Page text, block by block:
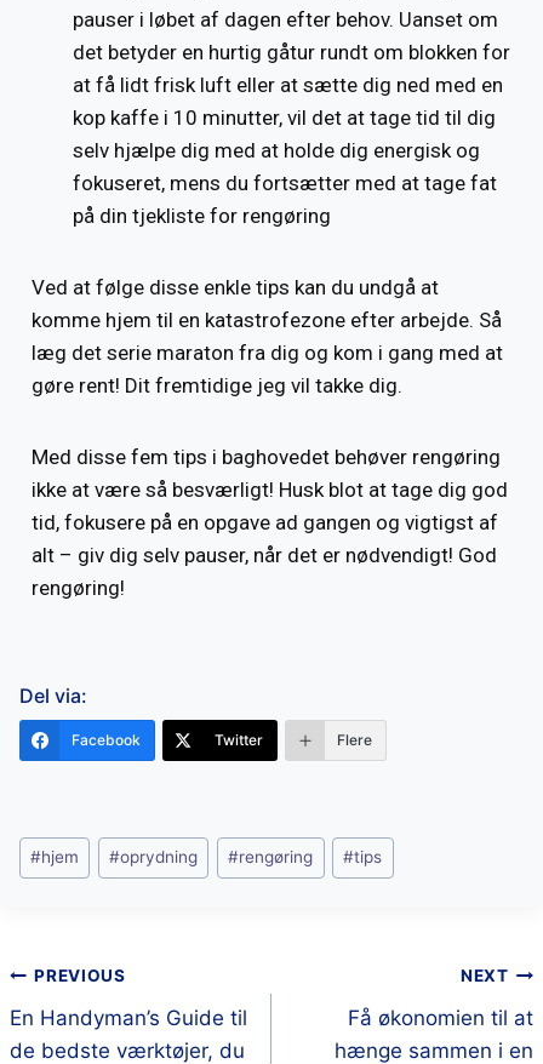
pauser i løbet af dagen efter behov. Uanset om
det betyder en hurtig gåtur rundt om blokken for
at få lidt frisk luft eller at sætte dig ned med en
kop kaffe i 10 minutter, vil det at tage tid til dig
selv hjælpe dig med at holde dig energisk og
fokuseret, mens du fortsætter med at tage fat
på din tjekliste for rengøring
Ved at følge disse enkle tips kan du undgå at
komme hjem til en katastrofezone efter arbejde. Så
læg det serie maraton fra dig og kom i gang med at
gøre rent! Dit fremtidige jeg vil takke dig.
Med disse fem tips i baghovedet behøver rengøring
ikke at være så besværligt! Husk blot at tage dig god
tid, fokusere på en opgave ad gangen og vigtigst af
alt – giv dig selv pauser, når det er nødvendigt! God
rengøring!
Del via:
Facebook Twitter Flere
#hjem #oprydning #rengøring #tips
PREVIOUS
En Handyman’s Guide til
de bedste værktøjer, du
NEXT
Få økonomien til at
hænge sammen i en